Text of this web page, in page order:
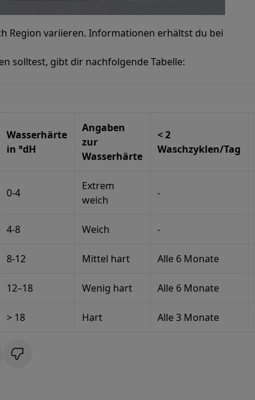
Region variieren. Informationen erhältst du bei
solltest, gibt dir nachfolgende Tabelle:
Wasserhärte
in °dH
Angaben
zur
Wasserhärte
< 2
Waschzyklen/Tag
0-4
Extrem
weich
-
4-8 Weich -
8-12 Mittel hart Alle 6 Monate
12–18 Wenig hart Alle 6 Monate
> 18 Hart Alle 3 Monate